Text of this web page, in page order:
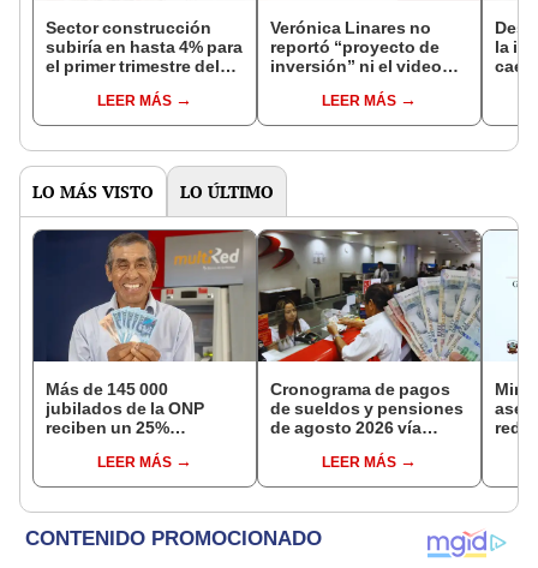
Sector construcción
subiría en hasta 4% para
el primer trimestre del
LEER MÁS
Verónica Linares no
reportó “proyecto de
inversión” ni el video
Isabella Rodríguez
LEER MÁS
la
LO MÁS VISTO LO ÚLTIMO
Más de 145 000
jubilados de la ONP
reciben un 25%
en agostoLEER MÁS
Cronograma de pagos
de sueldos y pensiones
de agosto 2026 vía
conoce las fechas de
depósito
LEER MÁS